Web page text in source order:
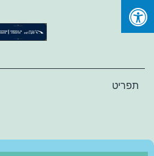
Skip
תפריט